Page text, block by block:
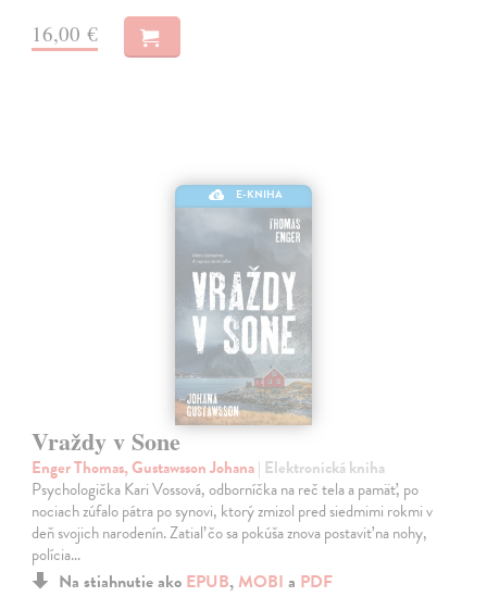
16,00 €
E-KNIHA
Vraždy v Sone
Enger Thomas, Gustawsson Johana| Elektronická kniha
Psychologička Kari Vossová, odborníčka na reč tela a pamäť, po
nociach zúfalo pátra po synovi, ktorý zmizol pred siedmimi rokmi v
deň svojich narodenín. Zatiaľ čo sa pokúša znova postaviť na nohy,
polícia…
Na stiahnutie ako EPUB, MOBI a PDF